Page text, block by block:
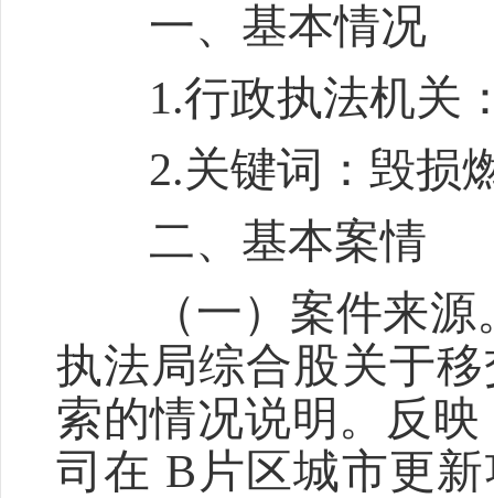
一、基本情况
1.行政执法机关：
2.关键词：毁损燃
二、基本案情
（一）案件来源。
执法局综合股关于
索的情况说明。反
司在 B片区城市更